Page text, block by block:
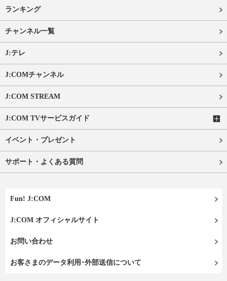
ランキング
チャンネル一覧
J:テレ
J:COMチャンネル
J:COM STREAM
J:COM TVサービスガイド
イベント・プレゼント
サポート・よくある質問
Fun! J:COM
J:COM オフィシャルサイト
お問い合わせ
お客さまのデータ利用･外部送信について